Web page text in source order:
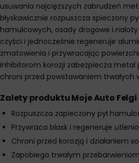
usuwania najcięższych zabrudzeń
błyskawicznie rozpuszcza spieczony
hamulcowych, osady drogowe i
czyści i jednocześnie regeneruje
zmatowienia i przywracając
inhibitorom korozji zabezpiecza metal
chroni przed powstawaniem trwałych
Zalety produktu Moje Auto Felgi
Rozpuszcza zapieczony pył
Przywraca blask i regeneruje
Chroni przed korozją i działaniem
Zapobiega trwałym